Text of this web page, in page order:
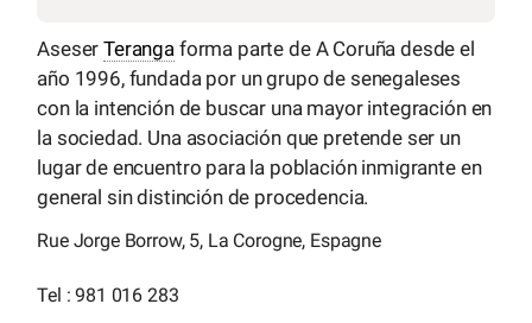
AseserTeranga forma parte de A Coruña desde el
año 1996, fundada por un grupo de senegaleses
con la intención de buscar una mayor integración en
la sociedad. Una asociación que pretende ser un
lugar de encuentro para la población inmigrante en
general sin distinción de procedencia.
Rue Jorge Borrow, 5, La Corogne, Espagne
Tel : 981 016 283